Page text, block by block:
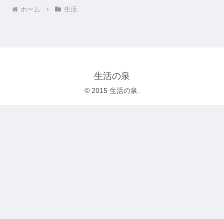
ホーム 生活
生活の泉
© 2015 生活の泉.